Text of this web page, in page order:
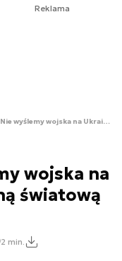
Reklama
Biały Dom: Nie wyślemy wojska na Ukrainę. To grozi wojną światową
wojska na
światową
2 min.